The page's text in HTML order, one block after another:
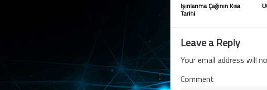
Işınlanma Çağının Kısa
Tarihi
Leave a Reply
Your email address will
Comment